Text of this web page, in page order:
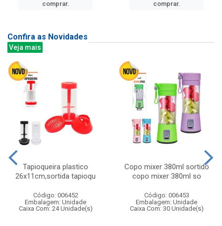
comprar.
comprar.
Confira as Novidades
Veja mais
Tapioqueira plastico
26x11cm,sortida tapioqu
Código: 006452
Embalagem: Unidade
Caixa Com: 24 Unidade(s)
Copo mixer 380ml sortido
copo mixer 380ml so
Código: 006453
Embalagem: Unidade
Caixa Com: 30 Unidade(s)